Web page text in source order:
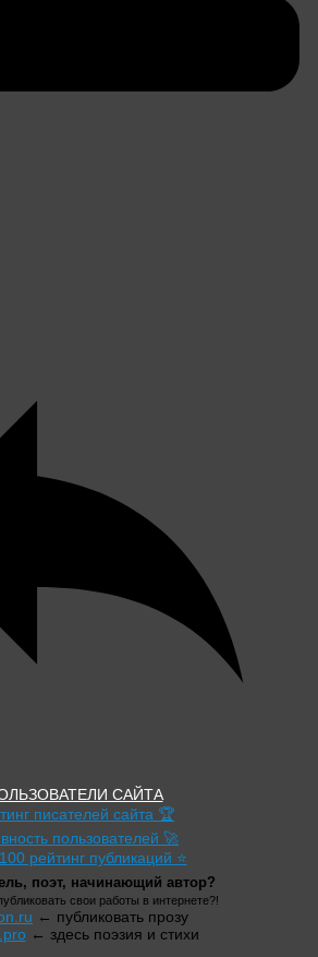
САЙТА
писателей сайта 🏆
пользователей 🚀
рейтинг публикаций ⭐
поэт, начинающий автор?
свои работы в интернете?!
← публиковать прозу
← здесь поэзия и стихи